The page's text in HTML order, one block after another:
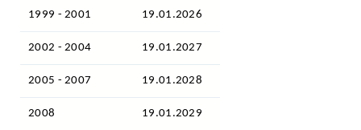
1999 - 2001 19.01.2026
2002 - 2004 19.01.2027
2005 - 2007 19.01.2028
2008 19.01.2029